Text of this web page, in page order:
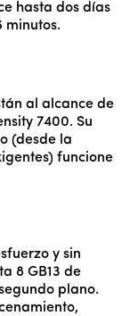
hasta dos días
minutos.
al alcance de
7400. Su
(desde la
funcione
y sin
8 GB13 de
plano.